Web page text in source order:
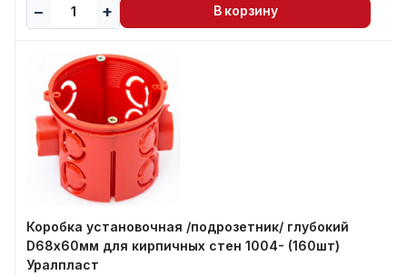
В корзину
Коробка установочная /подрозетник/ глубокий
D68х60мм для кирпичных стен 1004- (160шт)
Уралпласт